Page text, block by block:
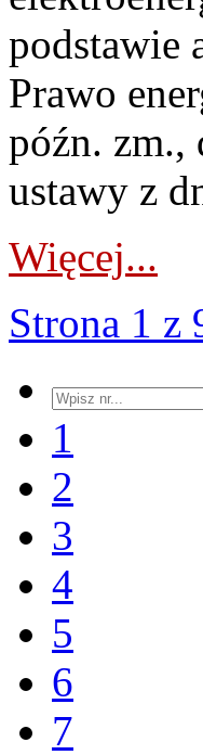
podstawie
Prawo
późn. zm.,
ustawy z
Więcej...
Strona 1 z
1
2
3
4
5
6
7